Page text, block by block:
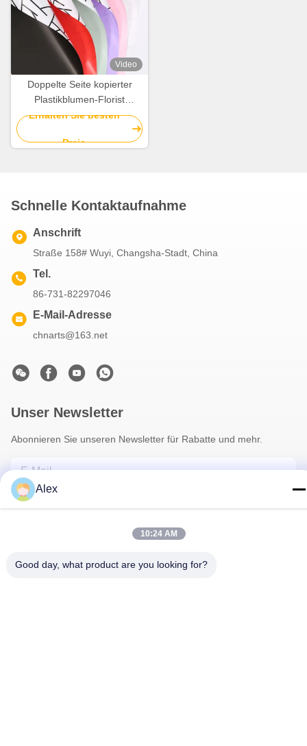
Video
Doppelte Seite kopierter
Plastikblumen-Florist
Wrapping Paper 58cm*58cm
Erhalten Sie besten
Preis
Schnelle Kontaktaufnahme
Anschrift
Straße 158# Wuyi, Changsha-Stadt, China
Tel.
86-731-82297046
E-Mail-Adresse
chnarts@163.net
Unser Newsletter
Abonnieren Sie unseren Newsletter für Rabatte und mehr.
Alex
10:24 AM
Good day, what product are you looking for?